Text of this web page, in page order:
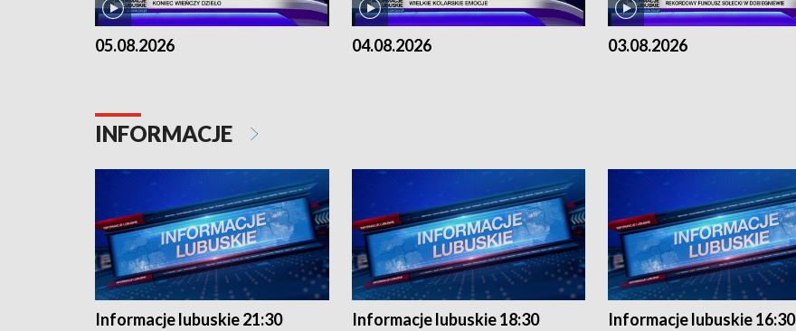
05.08.2026 04.08.2026 03.08.2026
INFORMACJE
Informacje lubuskie 21:30 Informacje lubuskie 18:30 Informacje lubuskie 16:30